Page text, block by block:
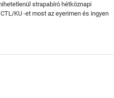
strapabíró hétköznapi
KU -et most az eyerimen és ingyen